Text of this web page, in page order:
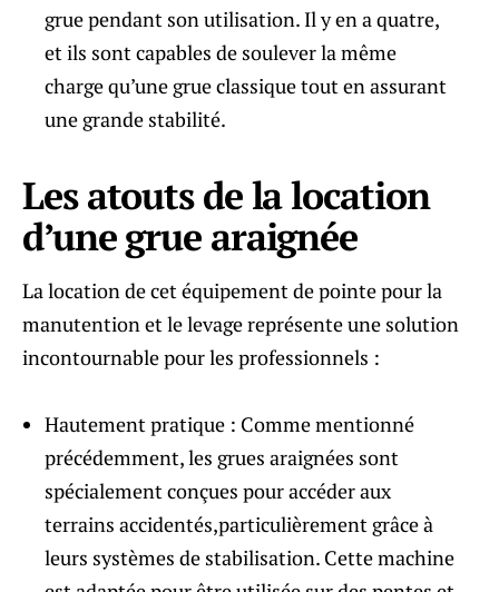
grue pendant son utilisation. Il y en a quatre,
et ils sont capables de soulever la même
charge qu’une grue classique tout en assurant
une grande stabilité.
Les atouts de la location
d’une grue araignée
La location de cet équipement de pointe pour la
manutention et le levage représente une solution
incontournable pour les professionnels :
Hautement pratique : Comme mentionné
précédemment, les grues araignées sont
spécialement conçues pour accéder aux
terrains accidentés,particulièrement grâce à
leurs systèmes de stabilisation. Cette machine